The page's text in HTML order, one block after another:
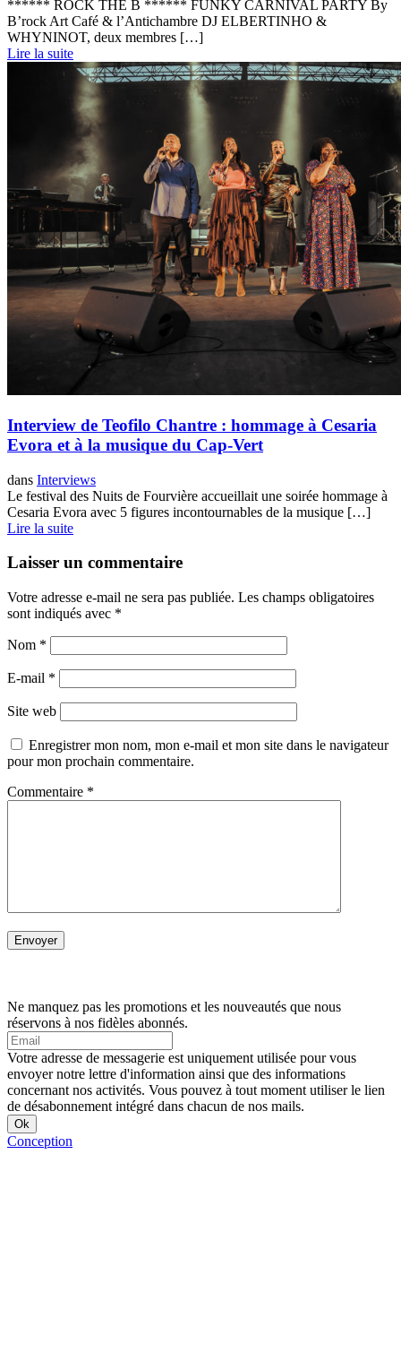
****** ROCK THE B ****** FUNKY CARNIVAL PARTY By
B’rock Art Café & l’Antichambre DJ ELBERTINHO &
WHYNINOT, deux membres […]
Lire la suite
Interview de Teofilo Chantre : hommage à Cesaria
Evora et à la musique du Cap-Vert
dans Interviews
Le festival des Nuits de Fourvière accueillait une soirée hommage à
Cesaria Evora avec 5 figures incontournables de la musique […]
Lire la suite
Laisser un commentaire
Votre adresse e-mail ne sera pas publiée. Les champs obligatoires
sont indiqués avec *
Nom *
E-mail *
Site web
Enregistrer mon nom, mon e-mail et mon site dans le navigateur
pour mon prochain commentaire.
Commentaire *
Ne manquez pas les promotions et les nouveautés que nous
réservons à nos fidèles abonnés.
Votre adresse de messagerie est uniquement utilisée pour vous
envoyer notre lettre d'information ainsi que des informations
concernant nos activités. Vous pouvez à tout moment utiliser le lien
de désabonnement intégré dans chacun de nos mails.
Conception